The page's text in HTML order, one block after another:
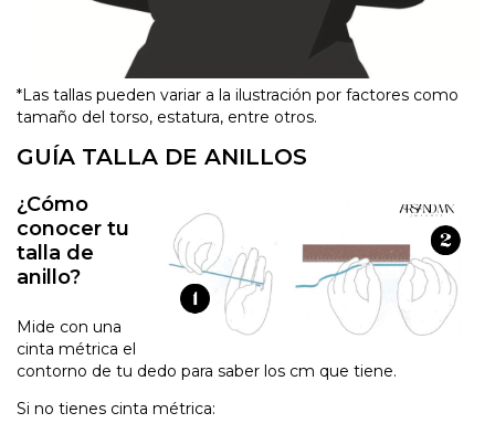
*Las tallas pueden variar a la ilustración por factores como
tamaño del torso, estatura, entre otros.
GUÍA TALLA DE ANILLOS
¿Cómo
conocer tu
talla de
anillo?
Mide con una
cinta métrica el
contorno de tu dedo para saber los cm que tiene.
Si no tienes cinta métrica: